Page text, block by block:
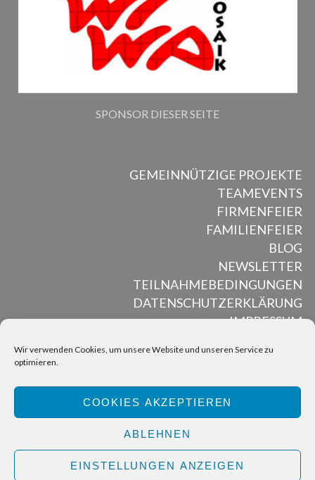
Wir verwenden Cookies, um unsere Website und unseren Service zu
optimieren.
COOKIES AKZEPTIEREN
ABLEHNEN
EINSTELLUNGEN ANZEIGEN
SPONSOR DIESER SEITE
GEMEINNÜTZIGE PROJEKTE
TEAMEVENTS
FIRMENFEIER
FAMILIENFEIER
BLOG
NEWSLETTER
TEILNAHMEBEDINGUNGEN
DATENSCHUTZERKLÄRUNG
IMPRESSUM
BACK TO TOP